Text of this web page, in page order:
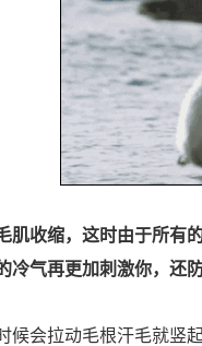
肌收缩，这时由于所有
冷气再更加刺激你，还
候会拉动毛根汗毛就竖